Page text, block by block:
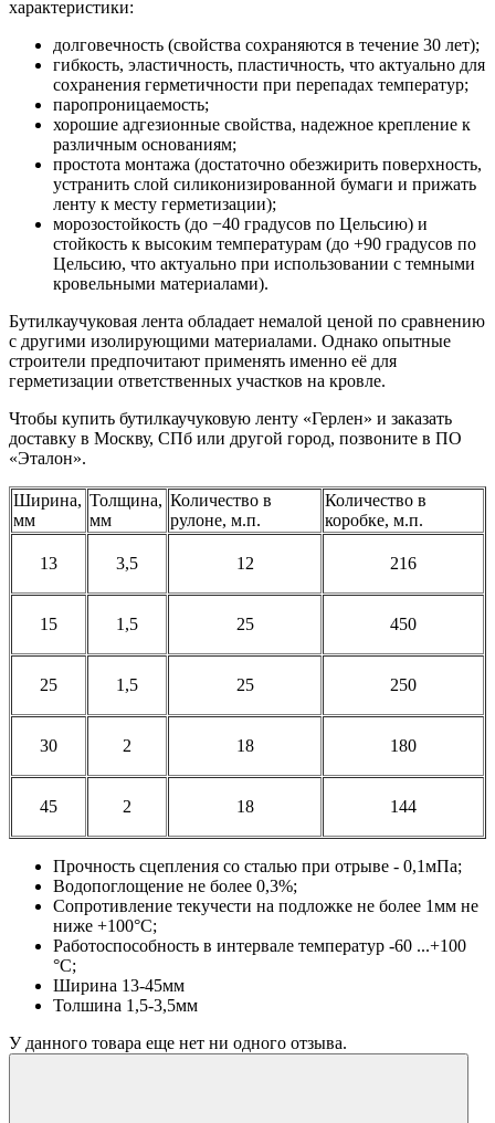
характеристики:
долговечность (свойства сохраняются в течение 30 лет);
гибкость, эластичность, пластичность, что актуально для
сохранения герметичности при перепадах температур;
паропроницаемость;
хорошие адгезионные свойства, надежное крепление к
различным основаниям;
простота монтажа (достаточно обезжирить поверхность,
устранить слой силиконизированной бумаги и прижать
ленту к месту герметизации);
морозостойкость (до −40 градусов по Цельсию) и
стойкость к высоким температурам (до +90 градусов по
Цельсию, что актуально при использовании с темными
кровельными материалами).
Бутилкаучуковая лента обладает немалой ценой по сравнению
с другими изолирующими материалами. Однако опытные
строители предпочитают применять именно её для
герметизации ответственных участков на кровле.
Чтобы купить бутилкаучуковую ленту «Герлен» и заказать
доставку в Москву, СПб или другой город, позвоните в ПО
«Эталон».
Ширина,
мм
Толщина,
мм
Количество в
рулоне, м.п.
Количество в
коробке, м.п.
13 3,5 12 216
15 1,5 25 450
25 1,5 25 250
30 2 18 180
45 2 18 144
Прочность сцепления со сталью при отрыве - 0,1мПа;
Водопоглощение не более 0,3%;
Сопротивление текучести на подложке не более 1мм не
ниже +100°С;
Работоспособность в интервале температур -60 ...+100
°С;
Ширина 13-45мм
Толшина 1,5-3,5мм
У данного товара еще нет ни одного отзыва.